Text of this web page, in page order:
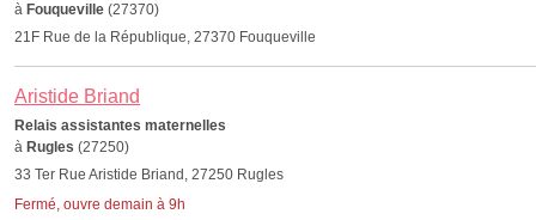
à Fouqueville (27370)
21F Rue de la République, 27370 Fouqueville
Aristide Briand
Relais assistantes maternelles
à Rugles (27250)
33 Ter Rue Aristide Briand, 27250 Rugles
Fermé, ouvre demain à 9h